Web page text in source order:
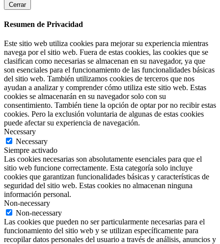
Cerrar
Resumen de Privacidad
Este sitio web utiliza cookies para mejorar su experiencia mientras
navega por el sitio web. Fuera de estas cookies, las cookies que se
clasifican como necesarias se almacenan en su navegador, ya que
son esenciales para el funcionamiento de las funcionalidades básicas
del sitio web. También utilizamos cookies de terceros que nos
ayudan a analizar y comprender cómo utiliza este sitio web. Estas
cookies se almacenarán en su navegador solo con su
consentimiento. También tiene la opción de optar por no recibir estas
cookies. Pero la exclusión voluntaria de algunas de estas cookies
puede afectar su experiencia de navegación.
Necessary
Necessary
Siempre activado
Las cookies necesarias son absolutamente esenciales para que el
sitio web funcione correctamente. Esta categoría solo incluye
cookies que garantizan funcionalidades básicas y características de
seguridad del sitio web. Estas cookies no almacenan ninguna
información personal.
Non-necessary
Non-necessary
Las cookies que pueden no ser particularmente necesarias para el
funcionamiento del sitio web y se utilizan específicamente para
recopilar datos personales del usuario a través de análisis, anuncios y